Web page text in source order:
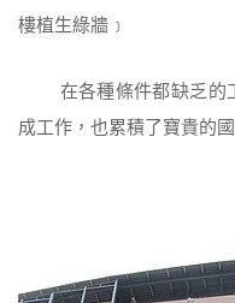
樓植生綠牆﹞
在各種條件都缺乏的工
成工作，也累積了寶貴的